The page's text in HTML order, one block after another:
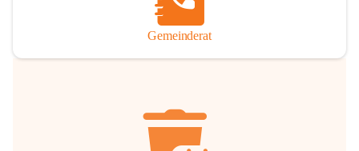
Gemeinderat